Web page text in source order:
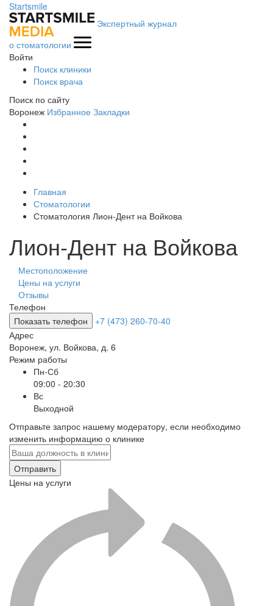
Startsmile
Экспертный журнал
о стоматологии
Войти
Поиск клиники
Поиск врача
Поиск по сайту
Воронеж Избранное Закладки
Главная
Стоматологии
Стоматология Лион-Дент на Войкова
Лион-Дент на Войкова
Местоположение
Цены на услуги
Отзывы
Телефон
Показать телефон
+7 (473) 260-70-40
Адрес
Воронеж, ул. Войкова, д. 6
Режим работы
Пн-Сб
09:00 - 20:30
Вс
Выходной
Отправьте запрос нашему модератору, если необходимо
изменить информацию о клинике
Отправить
Цены на услуги